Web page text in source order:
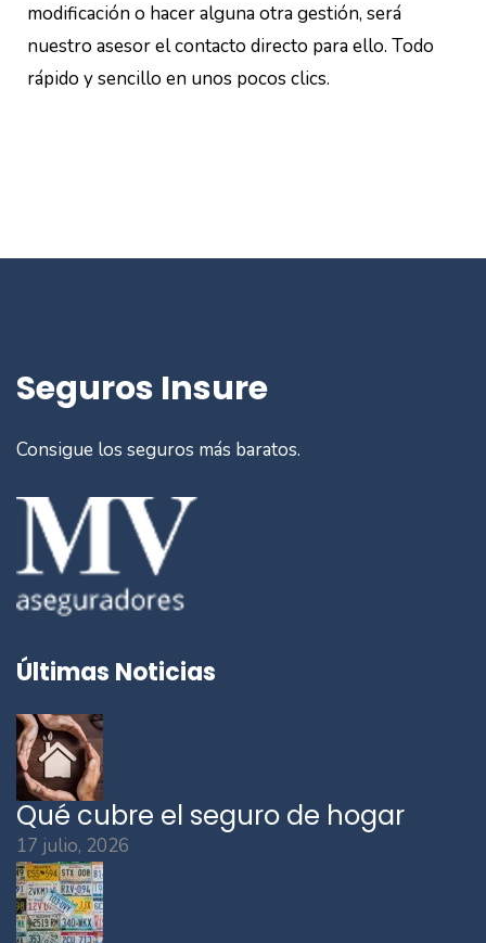
modificación o hacer alguna otra gestión, será
nuestro asesor el contacto directo para ello. Todo
rápido y sencillo en unos pocos clics.
Seguros Insure
Consigue los seguros más baratos.
Últimas Noticias
Qué cubre el seguro de hogar
17 julio, 2026